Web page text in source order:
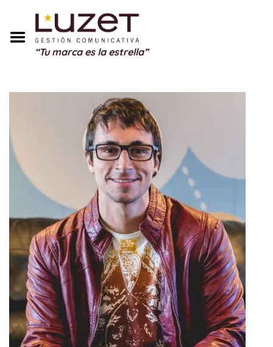
“Tu marca es la estrella”
Inicio
Sobre Mí
Portfolio
Regalos
Contacto